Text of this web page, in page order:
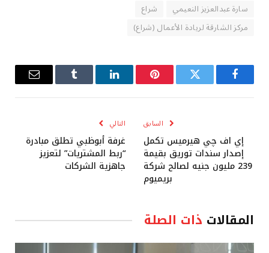
سارة عبدالعزيز النعيمي
شراع
مركز الشارقة لريادة الأعمال (شراع)
فيسبوك تويتر بينتيريستلينكدإن Tumblr
البريد
السابق
إي اف چي هيرميس تكمل
إصدار سندات توريق بقيمة
239 مليون جنيه لصالح شركة
بريميوم
التالي
غرفة أبوظبي تطلق مبادرة
“ربط المشتريات” لتعزيز
جاهزية الشركات
المقالات ذات الصلة